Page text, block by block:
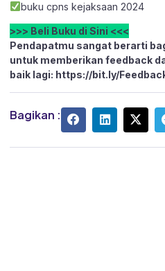
buku cpns kejaksaan 2024
>>> Beli Buku di Sini <<<
Pendapatmu sangat berarti
untuk memberikan feedback
baik lagi: https://bit.ly/
Bagikan :